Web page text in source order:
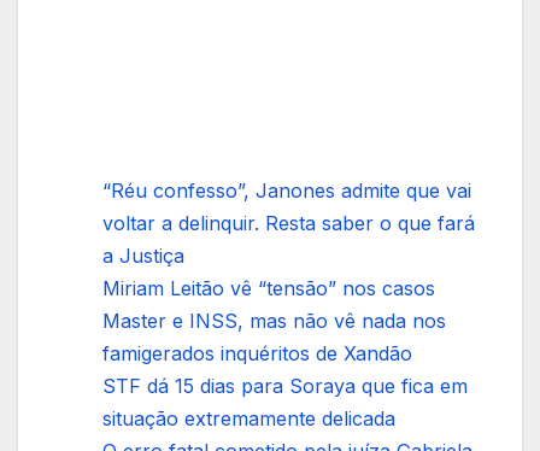
“Réu confesso”, Janones admite que vai
voltar a delinquir. Resta saber o que fará
a Justiça
Miriam Leitão vê “tensão” nos casos
Master e INSS, mas não vê nada nos
famigerados inquéritos de Xandão
STF dá 15 dias para Soraya que fica em
situação extremamente delicada